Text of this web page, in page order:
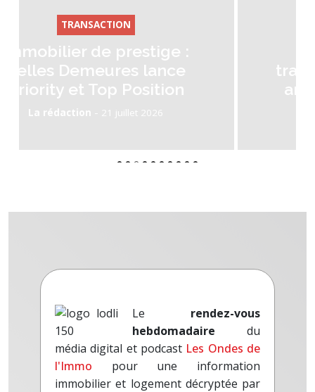
RENT accélère sa
transformation avec deux
annonces structurantes
La rédaction
Le rendez-vous
hebdomadaire du
média digital et podcast Les Ondes de
l'Immo pour une information
immobilier et logement décryptée par